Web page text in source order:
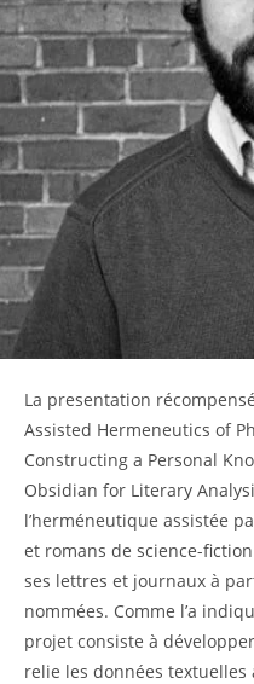
La presentation
Assisted Hermeneutics of
Constructing a Personal
Obsidian for Literary
l’herméneutique assistée
et romans de science-
ses lettres et journaux à
nommées. Comme l’a
projet consiste à
relie les données